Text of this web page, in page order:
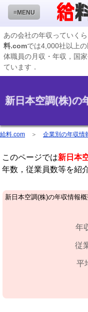
≡MENU
企業検索
年収ランキング
国家公務員編
地方公務員給料検
収録企業データの
あの会社の年収っていく
料.comでは4,000社以上
体職員の月収・年収，国
ています．
新日本空調(株)の
給料.com ＞ 企業別の年収情
このページでは新日本
年数，従業員数等を紹
新日本空調(株)の年収情報
年
従
平